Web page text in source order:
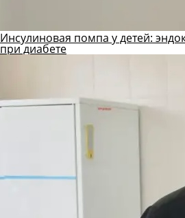
Инсулиновая помпа у детей:
при диабете